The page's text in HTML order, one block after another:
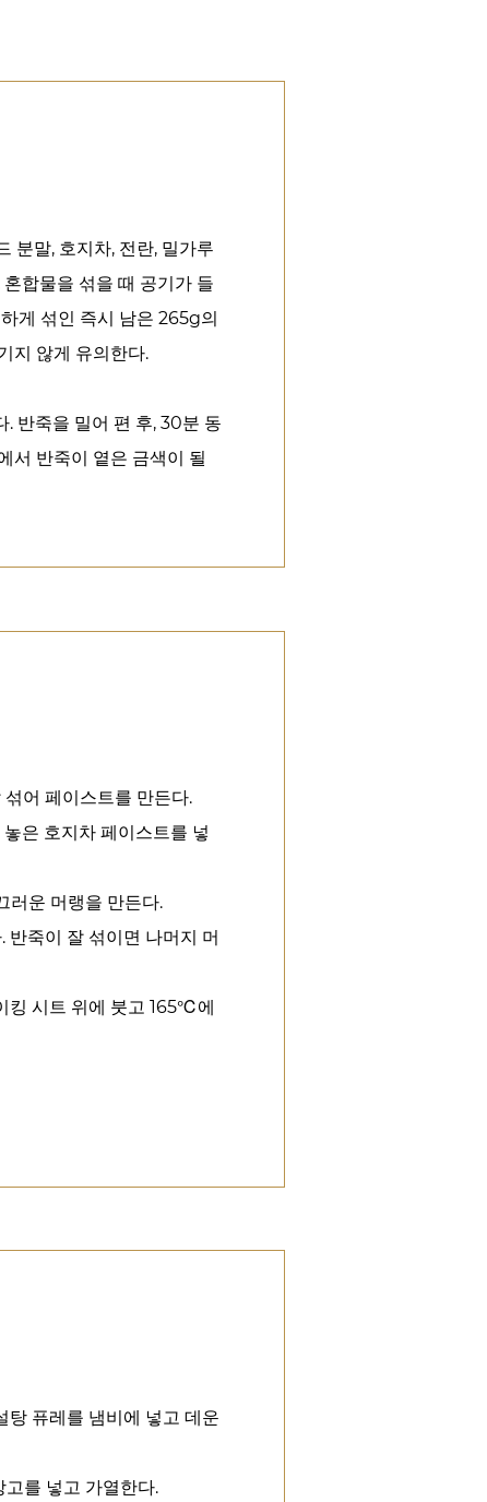
분말, 호지차, 전란, 밀가루
합물을 섞을 때 공기가 들
게 섞인 즉시 남은 265g의
지 않게 유의한다.
. 반죽을 밀어 편 후, 30분 동
서 반죽이 옅은 금색이 될
어 페이스트를 만든다.
은 호지차 페이스트를 넣
러운 머랭을 만든다.
반죽이 잘 섞이면 나머지 머
킹 시트 위에 붓고 165℃에
탕 퓨레를 냄비에 넣고 데운
를 넣고 가열한다.